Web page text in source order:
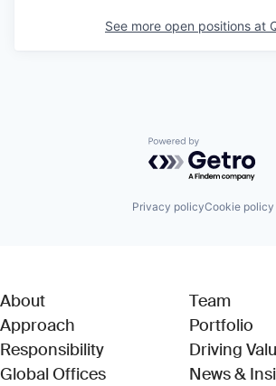
See more open positions at
Powered by
Privacy policyCookie policy
About
Approach
Responsibility
Global Offices
Team
Portfolio
Driving
News &